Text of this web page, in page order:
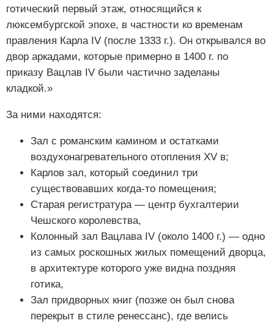
готический первый этаж, относящийся к
люксембургской эпохе, в частности ко временам
правления Карла IV (после 1333 г.). Он открывался во
двор аркадами, которые примерно в 1400 г. по
приказу Вацлав IV были частично заделаны
кладкой.»
За ними находятся:
Зал с романским камином и остатками
воздухонагревательного отопления XV в;
Карлов зал, который соединил три
существовавших когда-то помещения;
Старая регистратура — центр бухгалтерии
Чешского королевства,
Колонный зал Вацлава IV (около 1400 г.) — одно
из самых роскошных жилых помещений дворца,
в архитектуре которого уже видна поздняя
готика,
Зал придворных книг (позже он был снова
перекрыт в стиле ренессанс), где велись